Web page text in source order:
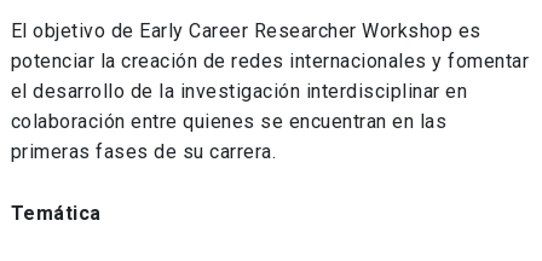
El objetivo de Early Career Researcher Workshop es
potenciar la creación de redes internacionales y fomentar
el desarrollo de la investigación interdisciplinar en
colaboración entre quienes se encuentran en las
primeras fases de su carrera.
Temática